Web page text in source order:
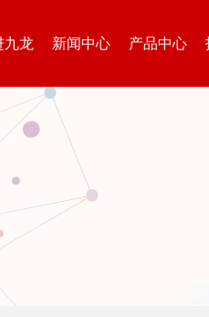
九龙 新闻中心 产品中心
大型秸秆粉碎机
树枝粉碎机